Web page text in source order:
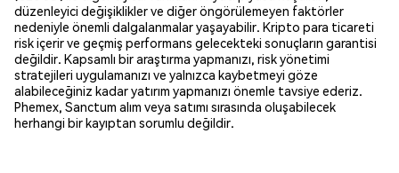
düzenleyici değişiklikler ve diğer öngörülemeyen faktörler
nedeniyle önemli dalgalanmalar yaşayabilir. Kripto para ticareti
risk içerir ve geçmiş performans gelecekteki sonuçların garantisi
değildir. Kapsamlı bir araştırma yapmanızı, risk yönetimi
stratejileri uygulamanızı ve yalnızca kaybetmeyi göze
alabileceğiniz kadar yatırım yapmanızı önemle tavsiye ederiz.
Phemex, Sanctum alım veya satımı sırasında oluşabilecek
herhangi bir kayıptan sorumlu değildir.